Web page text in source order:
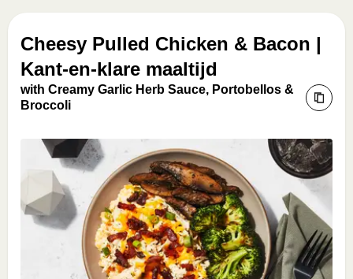
Cheesy Pulled Chicken & Bacon |
Kant-en-klare maaltijd
with Creamy Garlic Herb Sauce, Portobellos &
Broccoli